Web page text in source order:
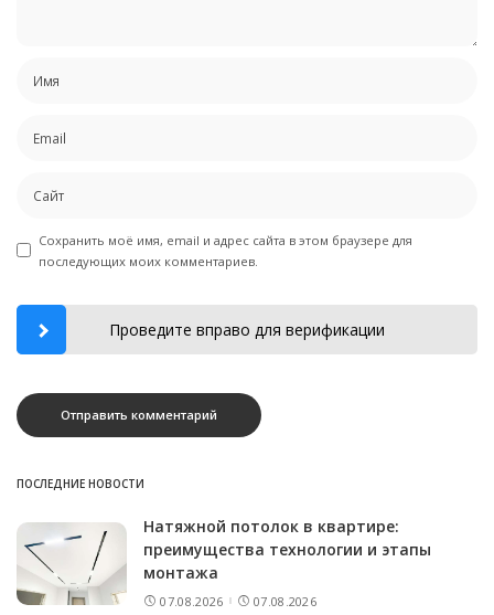
Сохранить моё имя, email и адрес сайта в этом браузере для
последующих моих комментариев.
Проведите вправо для верификации
ПОСЛЕДНИЕ НОВОСТИ
Натяжной потолок в квартире:
преимущества технологии и этапы
монтажа
07.08.2026 07.08.2026